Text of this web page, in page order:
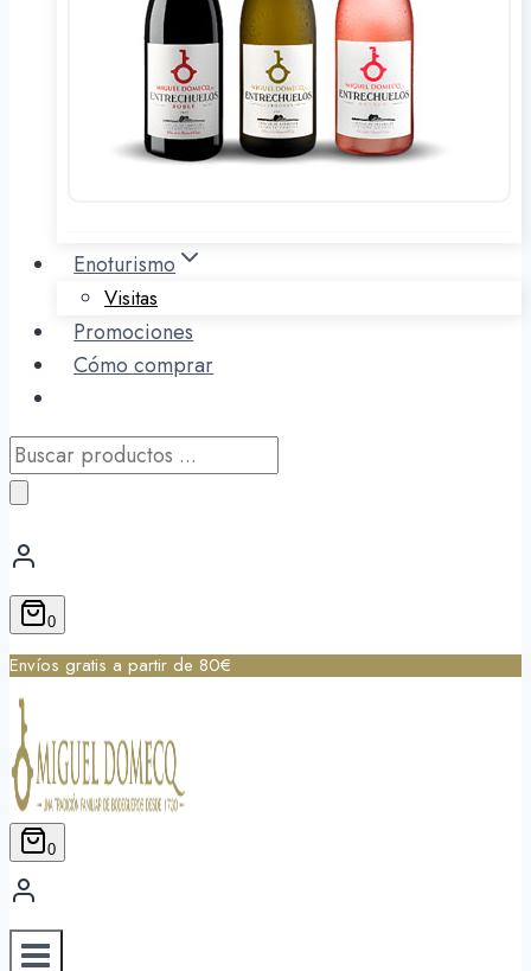
Enoturismo
Visitas
Promociones
Cómo comprar
Búsqueda
de
0
Envíos gratis a partir de 80€
0